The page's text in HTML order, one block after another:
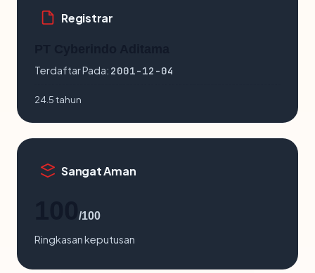
Registrar
Terdaftar Pada: 2001-12-04
24.5 tahun
Sangat Aman
/100
Ringkasan keputusan